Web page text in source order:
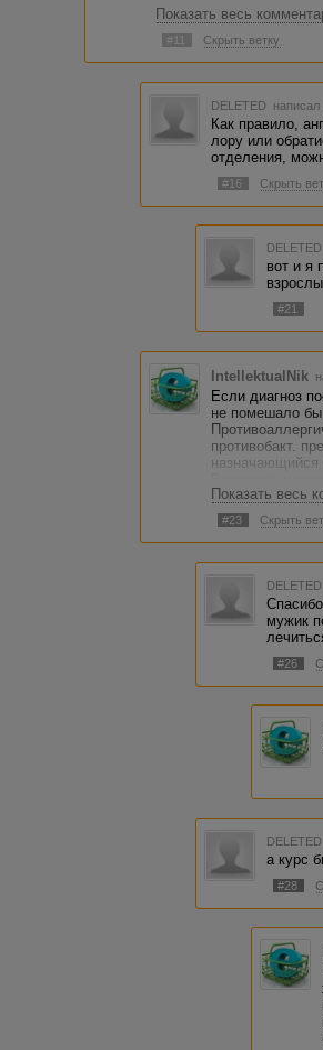
Показать весь
#11 Скрыть ветку
DELETED
Как правило,
лору или
отделения,
#16 Скрыть
DELETED
вот и я
#21
IntellektualNik
Если диагноз
не помешало бы
противобакт.
назначающийся
гадать. Вам бы
определить
антибиотик
рекомендовать
паники и
Показать весь
#23 Скрыть
DELETED
мужик
#26
DELETED
а курс
#28